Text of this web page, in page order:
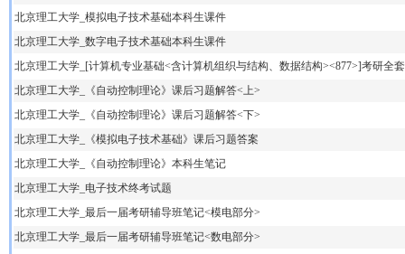
北京理工大学_模拟电子技术基础本科生课件
北京理工大学_数字电子技术基础本科生课件
北京理工大学_[计算机专业基础<含计算机组织与结构、数据结构><877>]考研全
北京理工大学_《自动控制理论》课后习题解答<上>
北京理工大学_《自动控制理论》课后习题解答<下>
北京理工大学_《模拟电子技术基础》课后习题答案
北京理工大学_《自动控制理论》本科生笔记
北京理工大学_电子技术终考试题
北京理工大学_最后一届考研辅导班笔记<模电部分>
北京理工大学_最后一届考研辅导班笔记<数电部分>